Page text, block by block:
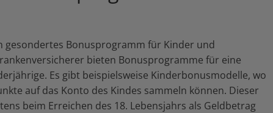
gesondertes Bonusprogramm für Kinder und
bieten Bonusprogramme für eine
Es gibt beispielsweise Kinderbonusmodelle, wo
auf das Konto des Kindes sammeln können. Dieser
beim Erreichen des 18. Lebensjahrs als Geldbetrag